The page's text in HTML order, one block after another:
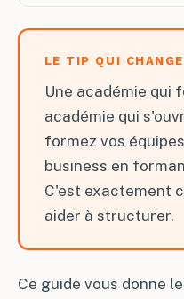
LE TIP QUI
Une académie qui
académie qui
formez vos
business en
C'est exactement
aider à structurer.
Ce guide vous donne